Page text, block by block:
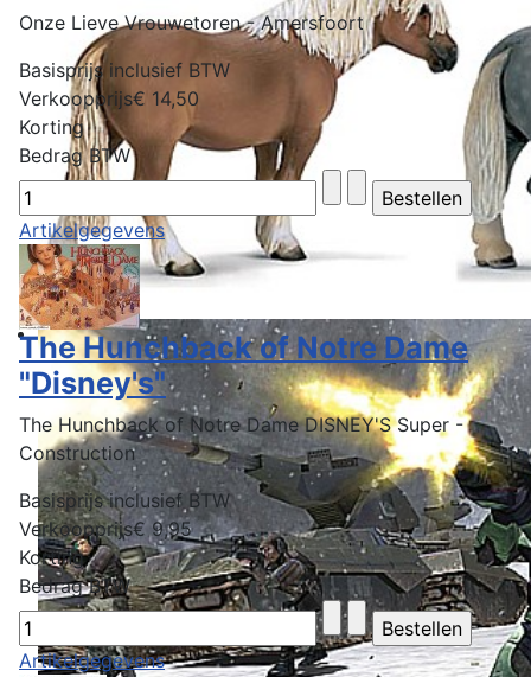
Onze Lieve Vrouwetoren - Amersfoort
Basisprijs inclusief BTW
Verkoopprijs€ 14,50
Korting
Bedrag BTW
Artikelgegevens
The Hunchback of Notre Dame
"Disney's"
The Hunchback of Notre Dame DISNEY'S Super -
Construction
Basisprijs inclusief BTW
Verkoopprijs€ 9,95
Korting
Bedrag BTW
Artikelgegevens